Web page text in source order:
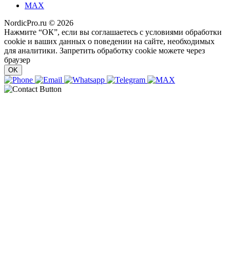
MAX
NordicPro.ru © 2026
Нажмите “ОК”, если вы соглашаетесь с условиями обработки
cookie и ваших данных о поведении на сайте, необходимых
для аналитики. Запретить обработку cookie можете через
браузер
OK